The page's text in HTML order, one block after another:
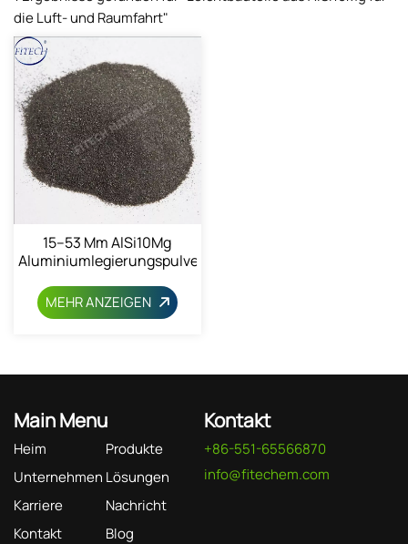
die Luft- und Raumfahrt"
15–53 Μm AlSi10Mg
Aluminiumlegierungspulver
MEHR ANZEIGEN
Main Menu
Heim
Produkte
Unternehmen Lösungen
Karriere
Nachricht
Kontakt
Blog
Kontakt
+86-551-65566870
info@fitechem.com